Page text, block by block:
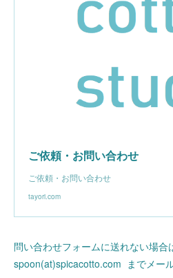
ご依頼・お問い合わせ
ご依頼・お問い合わせ
tayori.com
問い合わせフォームに送れない場合
spoon(at)spicacotto.com までメール